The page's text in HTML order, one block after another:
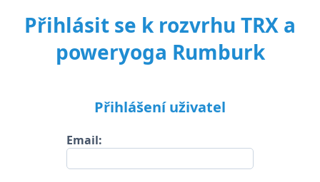
Přihlásit se k rozvrhu TRX a
poweryoga Rumburk
Přihlášení uživatel
Email: